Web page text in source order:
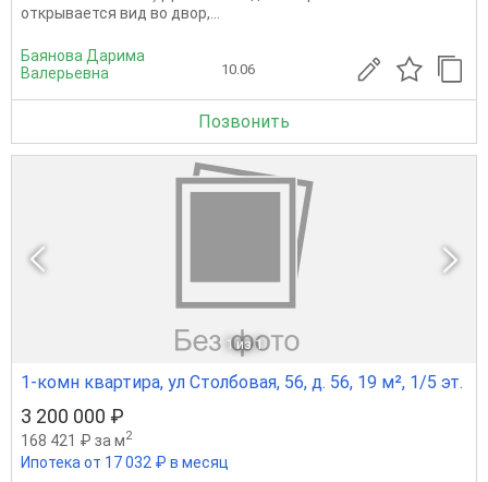
откpывaется вид во двор,...
Баянова Дарима
Валерьевна
10.06
Позвонить
1 из 1
1-комн квартира, ул Столбовая, 56, д. 56, 19 м², 1/5 эт.
3 200 000 ₽
168 421 ₽ за м2
Ипотека от 17 032 ₽ в месяц